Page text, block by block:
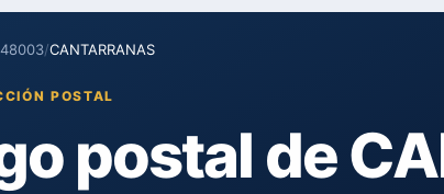
48003/CANTARRANAS
POSTAL
postal de